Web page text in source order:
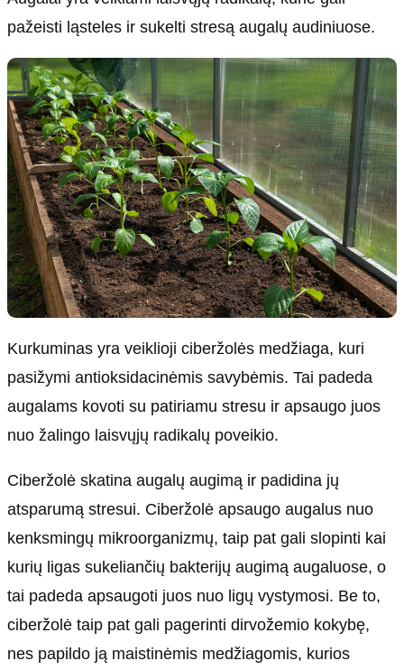
pažeisti ląsteles ir sukelti stresą augalų audiniuose.
Kurkuminas yra veiklioji ciberžolės medžiaga, kuri
pasižymi antioksidacinėmis savybėmis. Tai padeda
augalams kovoti su patiriamu stresu ir apsaugo juos
nuo žalingo laisvųjų radikalų poveikio.
Ciberžolė skatina augalų augimą ir padidina jų
atsparumą stresui. Ciberžolė apsaugo augalus nuo
kenksmingų mikroorganizmų, taip pat gali slopinti kai
kurių ligas sukeliančių bakterijų augimą augaluose, o
tai padeda apsaugoti juos nuo ligų vystymosi. Be to,
ciberžolė taip pat gali pagerinti dirvožemio kokybę,
nes papildo ją maistinėmis medžiagomis, kurios